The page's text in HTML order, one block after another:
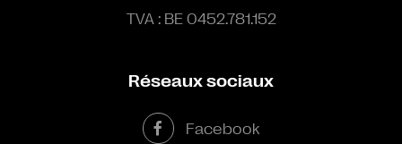
TVA : BE 0452.781.152
Réseaux sociaux
Facebook